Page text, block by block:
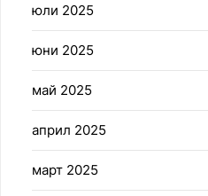
юли 2025
юни 2025
май 2025
април 2025
март 2025